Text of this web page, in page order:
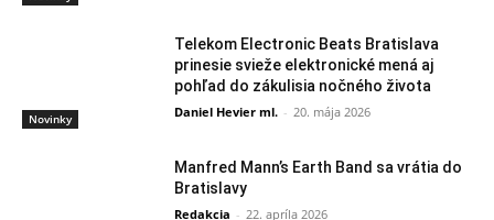
Novinky
Telekom Electronic Beats Bratislava
prinesie svieže elektronické mená aj
pohľad do zákulisia nočného života
Daniel Hevier ml. - 20. mája 2026
Manfred Mann’s Earth Band sa vrátia do
Bratislavy
Redakcia - 22. apríla 2026